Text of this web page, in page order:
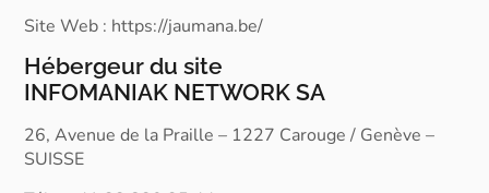
Site Web : https://jaumana.be/
Hébergeur du site
INFOMANIAK NETWORK SA
26, Avenue de la Praille – 1227 Carouge / Genève –
SUISSE